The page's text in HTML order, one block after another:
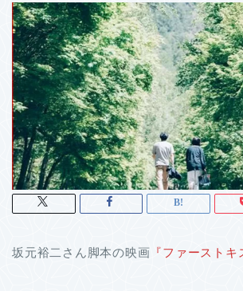
坂元裕二さん脚本の映画 『ファーストキ